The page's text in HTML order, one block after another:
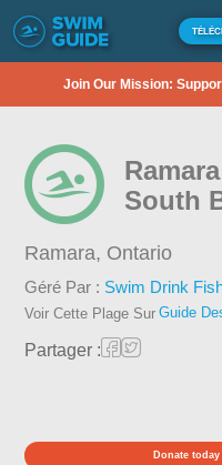
Join Our Mission:
South
Ramara, Ontario
Géré Par : Swim Drink
Voir Cette Plage Sur Guide
Partager :
Donate